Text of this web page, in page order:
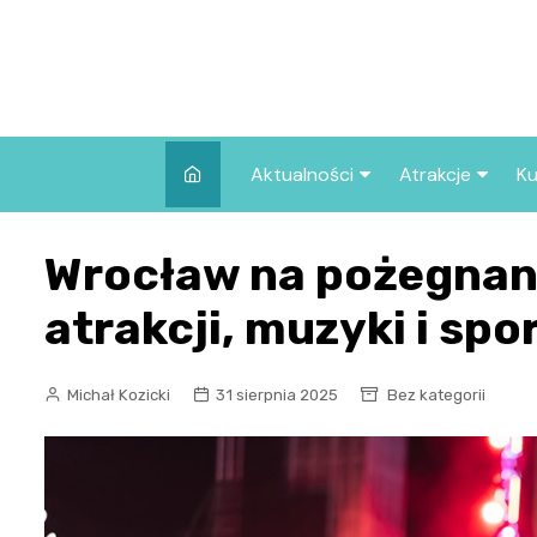
Aktualności
Wszystkie wpisy
Atrakcje
we Wrocławiu
Co warto
Wrocławiu?
Wrocław na
atrakcji, muzyki i
Michał Kozicki 31 sierpnia 2025 Bez kategorii